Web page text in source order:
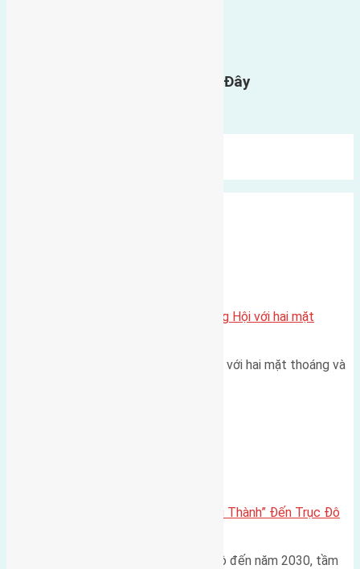
Gửi Tin Nhắn Cho Chúng Tôi Ở Đây
Một vị trí hiếm còn lại tại X1 Đông Hội với hai mặt
Một góc tái định cư X1 Đông Hội với hai mặt thoáng và
Đông Anh 2026: Từ “Huyện Ngoại Thành” Đến Trục Đô
Trong bối cảnh Quy hoạch Thủ đô đến năm 2030, tầm